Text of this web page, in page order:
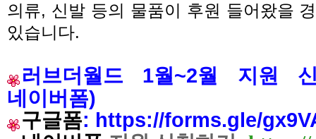
의류, 신발 등의 물품이 후원 들어왔을
있습니다.
러브더월드 1월~2월 지원
네이버폼)
구글폼: https://forms.gle/